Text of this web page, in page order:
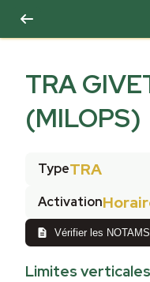
TRA
(MILOPS)
TypeTRA
Activation
Vérifier les
Limites verticales